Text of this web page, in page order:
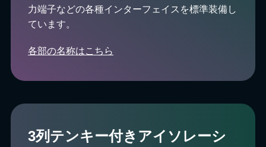
力端子などの各種インターフェイスを標準装備し
ています。
各部の名称はこちら
3列テンキー付きアイソレーシ